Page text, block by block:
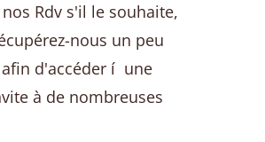
Rdv s'il le souhaite,
nous un peu
d'accéder í une
à de nombreuses